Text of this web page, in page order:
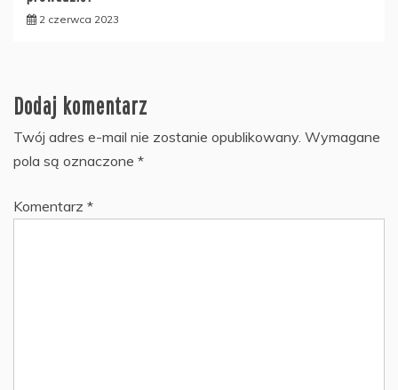
2 czerwca 2023
Dodaj komentarz
Twój adres e-mail nie zostanie opublikowany. Wymagane
pola są oznaczone *
Komentarz *